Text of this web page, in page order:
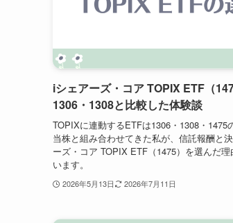
iシェアーズ・コア TOPIX ETF（
1306・1308と比較した体験談
TOPIXに連動するETFは1306・1308・1475
当株と組み合わせてきた私が、信託報酬と
ーズ・コア TOPIX ETF（1475）を選んだ
います。
2026年5月13日 2026年7月11日